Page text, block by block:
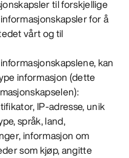
til forskjellige
for å
vårt og til
kan
informasjon (dette
IP-adresse, unik
språk, land,
informasjon om
som kjøp, angitte